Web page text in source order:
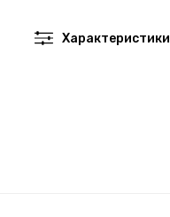
Характеристики